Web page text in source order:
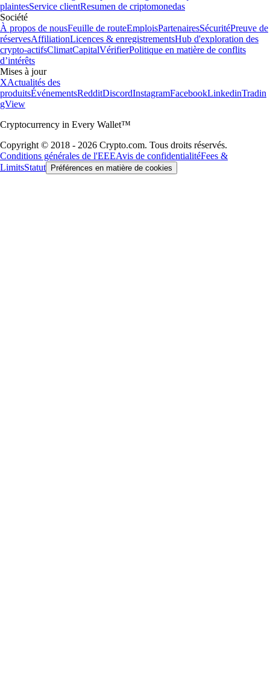
plaintesService clientResumen de criptomonedas
Société
À propos de nousFeuille de routeEmploisPartenairesSécuritéPreuve de
réservesAffiliationLicences & enregistrementsHub d'exploration des
crypto-actifsClimatCapitalVérifierPolitique en matière de conflits
d’intérêts
Mises à jour
XActualités des
produitsÉvénementsRedditDiscordInstagramFacebookLinkedinTradin
gView
Cryptocurrency in Every Wallet™
Copyright © 2018 - 2026 Crypto.com. Tous droits réservés.
Conditions générales de l'EEEAvis de confidentialitéFees &
LimitsStatut Préférences en matière de cookies